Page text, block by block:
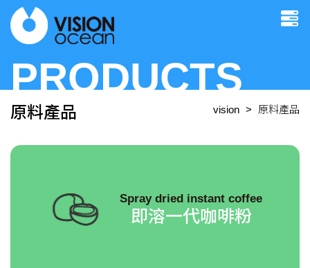
PRODUCTS
原料產品 vision 原料產品
Spray dried instant coffee
即溶一代咖啡粉